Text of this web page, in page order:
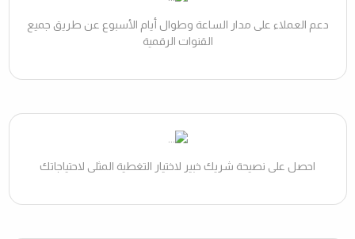
دعم العملاء على مدار الساعة وطوال أيام الأسبوع عن طريق جميع
القنوات الرقمية
احصل على نصيحة شريك خبير لاختيار التغطية المثلى لاحتياجاتك